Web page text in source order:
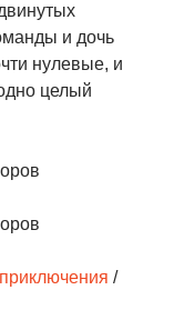
и дочь
нулевые, и
целый
приключения /